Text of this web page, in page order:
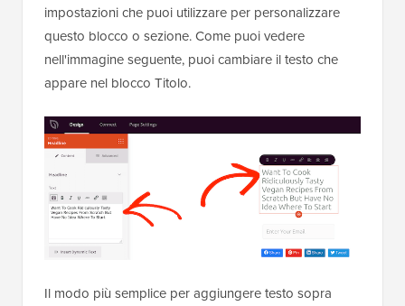
impostazioni che puoi utilizzare per personalizzare
questo blocco o sezione. Come puoi vedere
nell'immagine seguente, puoi cambiare il testo che
appare nel blocco Titolo.
Il modo più semplice per aggiungere testo sopra